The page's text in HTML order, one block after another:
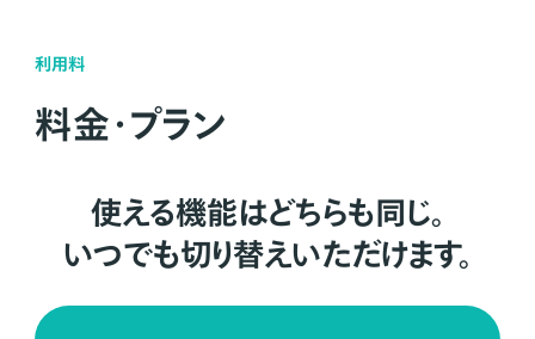
利用料
料金・プラン
使える機能はどちらも同じ。
いつでも切り替えいただけます。